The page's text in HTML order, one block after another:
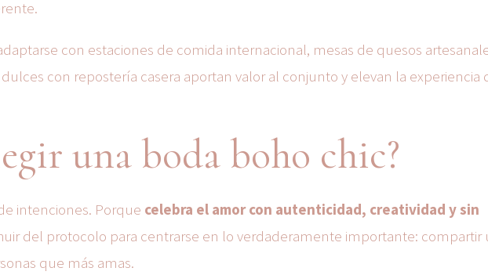
con estaciones de comida internacional, mesas de quesos
con repostería casera aportan valor al conjunto y elevan la experiencia
una boda boho chic?
intenciones. Porque celebra el amor con autenticidad, creatividad y sin
del protocolo para centrarse en lo verdaderamente importante: compartir
que más amas.